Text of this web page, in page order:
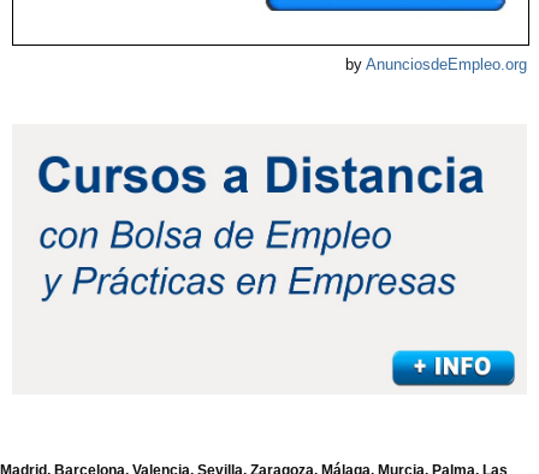
by AnunciosdeEmpleo.org
Madrid, Barcelona, Valencia, Sevilla, Zaragoza, Málaga, Murcia, Palma, Las